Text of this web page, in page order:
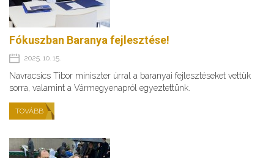
Fókuszban Baranya fejlesztése!
2025. 10. 15.
Navracsics Tibor miniszter úrral a baranyai fejlesztéseket vettük
sorra, valamint a Vármegyenapról egyeztettünk.
TOVÁBB